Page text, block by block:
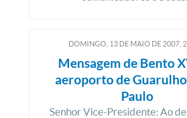
DOMINGO, 13 DE MAIO DE 2007,
Mensagem de Bento
aeroporto de
Paulo
Senhor Vice-Presidente: Ao